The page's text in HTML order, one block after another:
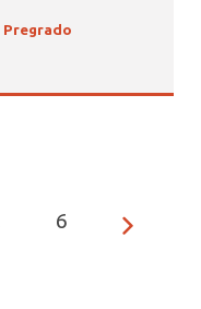
Pregrado
6